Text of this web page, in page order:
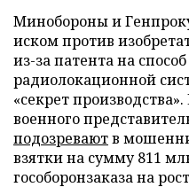
Минобороны и
иском против
из-за патента на
радиолокационной
«секрет
военного
подозреваютв
взятки на сумму 811
гособоронзаказа на